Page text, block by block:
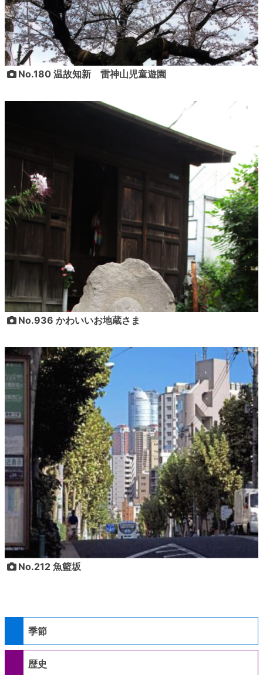
No.180 温故知新 雷神山児童遊園
No.936 かわいいお地蔵さま
No.212 魚籃坂
季節
歴史